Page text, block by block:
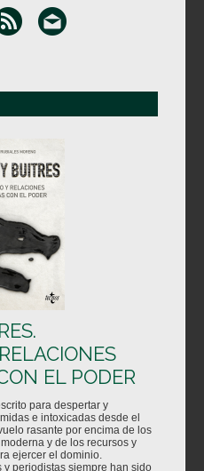
EL PODER
para despertar y
e intoxicadas desde el
rasante por encima de los
y de los recursos y
ejercer el dominio.
y periodistas siempre han sido